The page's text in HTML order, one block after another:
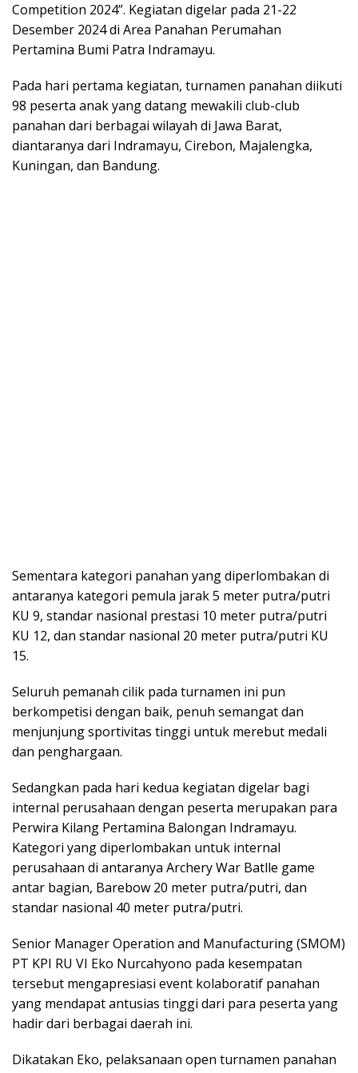
Competition 2024”. Kegiatan digelar pada 21-22
Desember 2024 di Area Panahan Perumahan
Pertamina Bumi Patra Indramayu.
Pada hari pertama kegiatan, turnamen panahan diikuti
98 peserta anak yang datang mewakili club-club
panahan dari berbagai wilayah di Jawa Barat,
diantaranya dari Indramayu, Cirebon, Majalengka,
Kuningan, dan Bandung.
Sementara kategori panahan yang diperlombakan di
antaranya kategori pemula jarak 5 meter putra/putri
KU 9, standar nasional prestasi 10 meter putra/putri
KU 12, dan standar nasional 20 meter putra/putri KU
15.
Seluruh pemanah cilik pada turnamen ini pun
berkompetisi dengan baik, penuh semangat dan
menjunjung sportivitas tinggi untuk merebut medali
dan penghargaan.
Sedangkan pada hari kedua kegiatan digelar bagi
internal perusahaan dengan peserta merupakan para
Perwira Kilang Pertamina Balongan Indramayu.
Kategori yang diperlombakan untuk internal
perusahaan di antaranya Archery War Batlle game
antar bagian, Barebow 20 meter putra/putri, dan
standar nasional 40 meter putra/putri.
Senior Manager Operation and Manufacturing (SMOM)
PT KPI RU VI Eko Nurcahyono pada kesempatan
tersebut mengapresiasi event kolaboratif panahan
yang mendapat antusias tinggi dari para peserta yang
hadir dari berbagai daerah ini.
Dikatakan Eko, pelaksanaan open turnamen panahan